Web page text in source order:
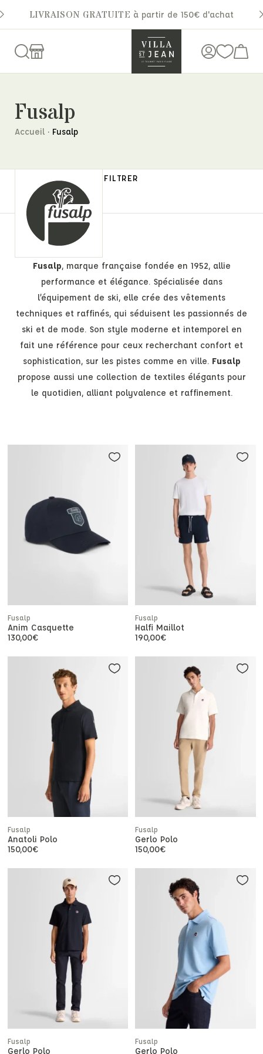
LIVRAISON GRATUITE à partir de 150€ d'achat
Fusalp
Accueil · Fusalp
FILTRER
Fusalp, marque française fondée en 1952, allie
performance et élégance. Spécialisée dans
l’équipement de ski, elle crée des vêtements
techniques et raffinés, qui séduisent les passionnés de
ski et de mode. Son style moderne et intemporel en
fait une référence pour ceux recherchant confort et
sophistication, sur les pistes comme en ville.Fusalp
propose aussi une collection de textiles élégants pour
le quotidien, alliant polyvalence et raffinement.
Fusalp
Anim Casquette
130,00€
Fusalp
Halfi Maillot
190,00€
Fusalp
Anatoli Polo
150,00€
Fusalp
Gerlo Polo
150,00€
Fusalp
Gerlo Polo
Fusalp
Gerlo Polo